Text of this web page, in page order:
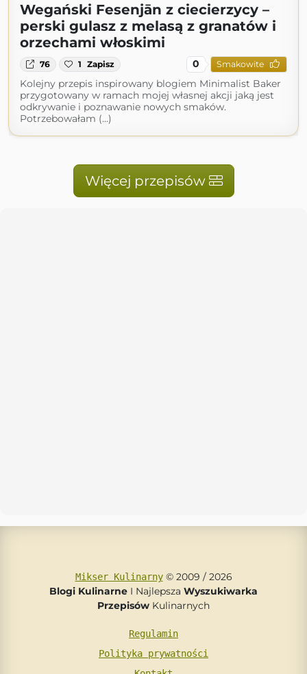
Wegański Fesenjān z ciecierzycy –
perski gulasz z melasą z granatów i
orzechami włoskimi
76 1 Zapisz 0 Smakowite
Kolejny przepis inspirowany blogiem Minimalist Baker
przygotowany w ramach mojej własnej akcji jaką jest
odkrywanie i poznawanie nowych smaków.
Potrzebowałam (...)
Więcej przepisów
Mikser Kulinarny© 2009 / 2026
Blogi Kulinarne I Najlepsza Wyszukiwarka
Przepisów Kulinarnych
Regulamin
Polityka prywatności